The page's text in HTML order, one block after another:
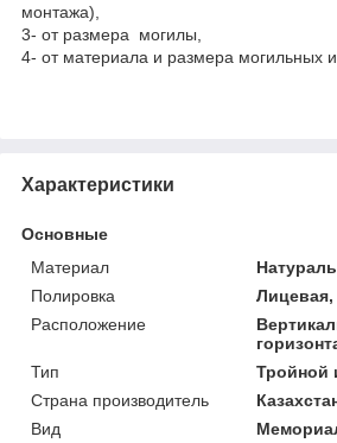
монтажа),
3- от размера могилы,
4- от материала и размера могильных
Характеристики
Основные
Материал
Полировка
Лицевая,
Расположение
Тип
Тройной
Страна производитель
Вид